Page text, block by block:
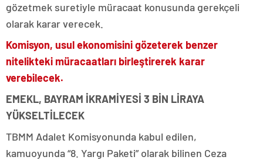
gözetmek suretiyle müracaat konusunda gerekçeli
olarak karar verecek.
Komisyon, usul ekonomisini gözeterek benzer
nitelikteki müracaatları birleştirerek karar
verebilecek.
EMEKL, BAYRAM İKRAMİYESİ 3 BİN LİRAYA
YÜKSELTİLECEK
TBMM Adalet Komisyonunda kabul edilen,
kamuoyunda “8. Yargı Paketi” olarak bilinen Ceza